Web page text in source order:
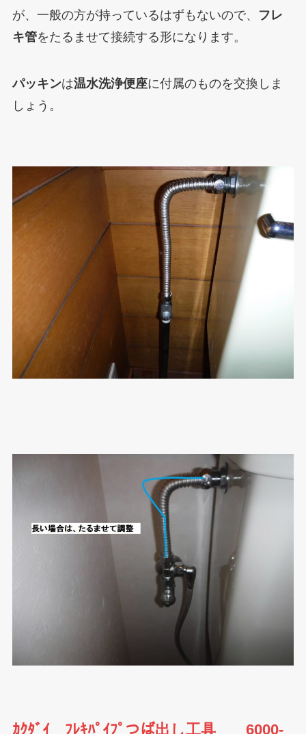
が、一般の方が持っているはずもないので、
フレ
キ管をたるませて接続する形になります。
パッキンは温水洗浄便座に付属のものを交換しま
しょう。
ｶｸﾀﾞｲ ﾌﾚｷﾊﾟｲﾌﾟつば出し工具 6000-